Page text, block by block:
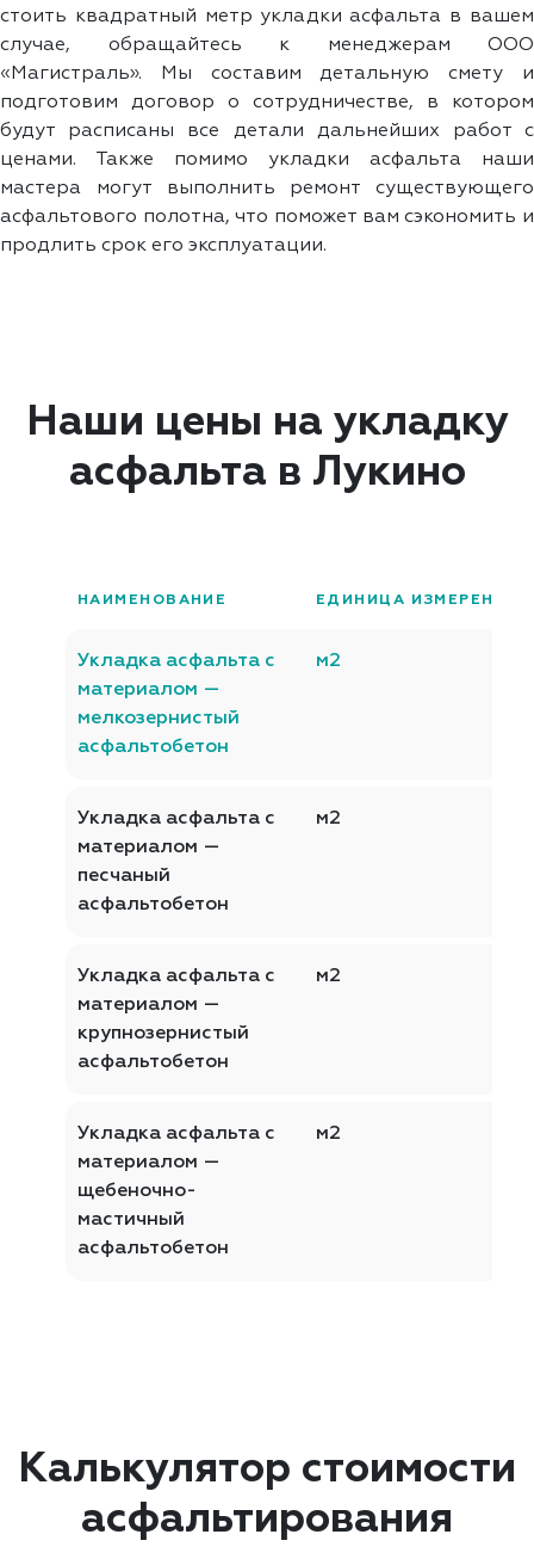
стоить квадратный метр укладки асфальта в вашем
случае, обращайтесь к менеджерам ООО
«Магистраль». Мы составим детальную смету и
подготовим договор о сотрудничестве, в котором
будут расписаны все детали дальнейших работ с
ценами. Также помимо укладки асфальта наши
мастера могут выполнить ремонт существующего
асфальтового полотна, что поможет вам сэкономить и
продлить срок его эксплуатации.
Наши цены на укладку
асфальта в Лукино
НАИМЕНОВАНИЕ ЕДИНИЦА ИЗМЕРЕНИЯ
Укладка асфальта с
материалом —
мелкозернистый
асфальтобетон
м2
Укладка асфальта с
материалом —
песчаный
асфальтобетон
м2
Укладка асфальта с
материалом —
крупнозернистый
асфальтобетон
м2
Укладка асфальта с
материалом —
щебеночно-
мастичный
асфальтобетон
м2
Калькулятор стоимости
асфальтирования